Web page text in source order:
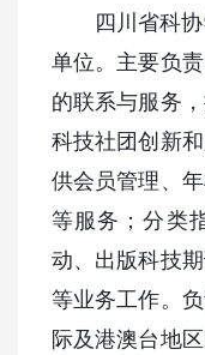
四川省科
单位。主要负
的联系与服务
科技社团创新
供会员管理、
等服务；分类
动、出版科技
等业务工作。
际及港澳台地